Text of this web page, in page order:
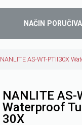
NAČIN
NANLITE AS-WT-PTII30X
NANLITE AS-
Waterproof
30X